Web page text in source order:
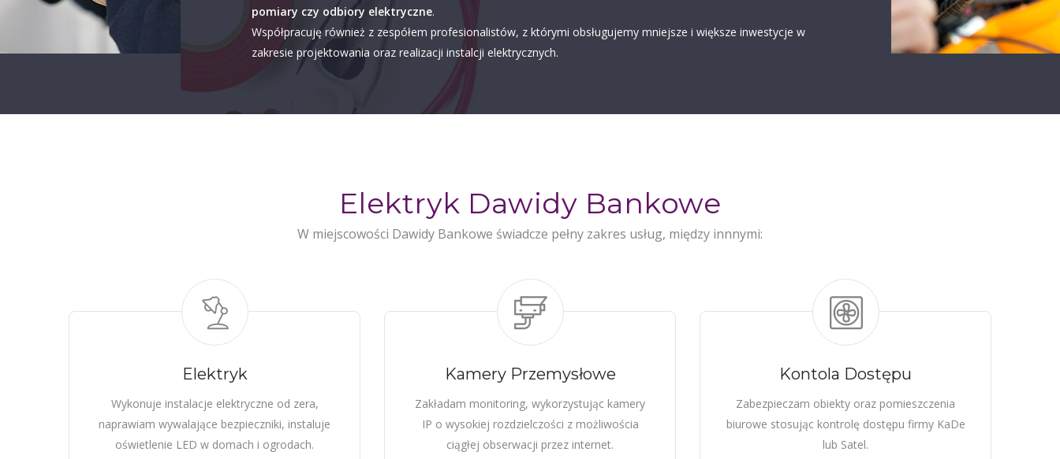
pomiary czy odbiory elektryczne.
Współpracuję również z zespółem profesionalistów, z którymi obsługujemy mniejsze i większe inwestycje w
zakresie projektowania oraz realizacji instalcji elektrycznych.
Elektryk Dawidy Bankowe
W miejscowości Dawidy Bankowe świadcze pełny zakres usług, między innnymi:
Elektryk
Wykonuje instalacje elektryczne od zera,
naprawiam wywalające bezpieczniki, instaluje
oświetlenie LED w domach i ogrodach.
Kamery Przemysłowe
Zakładam monitoring, wykorzystując kamery
IP o wysokiej rozdzielczości z możliwościa
ciągłej obserwacji przez internet.
Kontola Dostępu
Zabezpieczam obiekty oraz pomieszczenia
biurowe stosując kontrolę dostępu firmy KaDe
lub Satel.